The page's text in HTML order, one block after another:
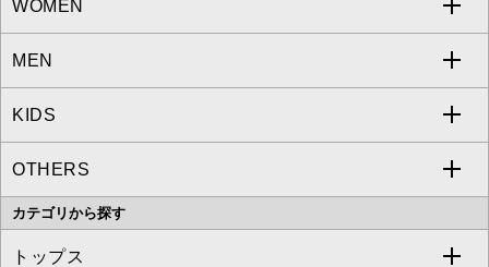
WOMEN
a.v.v
MICHEL KLEIN
MK MICHEL KLEIN
OFUON le MK
MEN
a.v.v
MICHEL KLEIN HOMME
MK MICHEL KLEIN HOMME
KIDS
a.v.v
OTHERS
MK MICHEL KLEIN BAG
カテゴリから探す
トップス